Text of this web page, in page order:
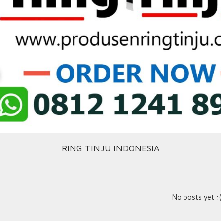
RING TINJU INDONESIA
No posts yet :(